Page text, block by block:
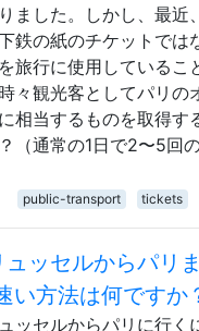
ました。しかし、最近
鉄の紙のチケットでは
旅行に使用しているこ
々観光客としてパリ​​の
相当するものを取得す
（通常の1日で2〜5回
public-transport tickets
ュッセルからパリ
い方法は何ですか
ッセルからパリに行く